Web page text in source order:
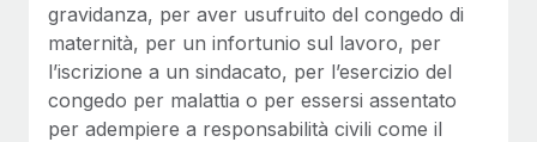
gravidanza, per aver usufruito del congedo di
maternità, per un infortunio sul lavoro, per
l’iscrizione a un sindacato, per l’esercizio del
congedo per malattia o per essersi assentato
per adempiere a responsabilità civili come il